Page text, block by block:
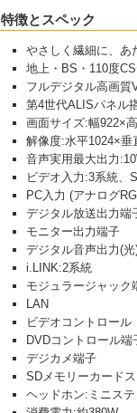
特徴とスペック
やさしく繊細に、あ
地上・BS・110度
フルデジタル高画
第4世代ALISパネル
画面サイズ:幅922×
解像度:水平1024×垂
音声実用最大出力
ビデオ入力:3系統、
PC入力 (アナログ
デジタル放送出力端
モニター出力端子
デジタル音声出力(
i.LINK:2系統
モジュラージャック
LAN
ビデオコントロール
DVDコントロール
デジカメ端子
SDメモリーカードス
ヘッドホン:ミニス